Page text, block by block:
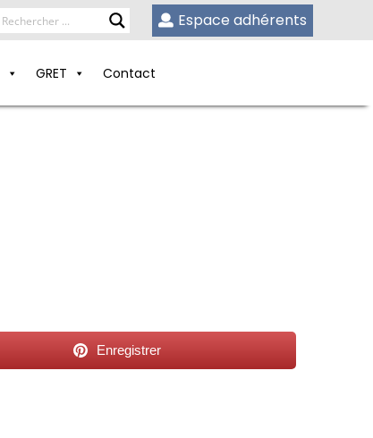
Espace adhérents
GRET Contact
Enregistrer